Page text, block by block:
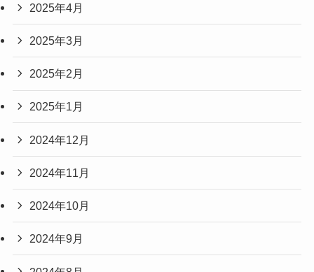
2025年4月
2025年3月
2025年2月
2025年1月
2024年12月
2024年11月
2024年10月
2024年9月